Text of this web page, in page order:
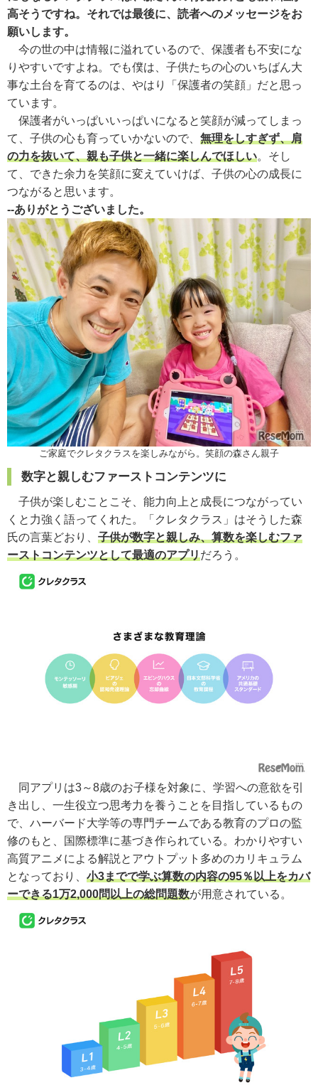
高そうですね。それでは最後に、読者へのメッセージをお
願いします。
今の世の中は情報に溢れているので、保護者も不安にな
りやすいですよね。でも僕は、子供たちの心のいちばん大
事な土台を育てるのは、やはり「保護者の笑顔」だと思っ
ています。
保護者がいっぱいいっぱいになると笑顔が減ってしまっ
て、子供の心も育っていかないので、 無理をしすぎず、肩
の力を抜いて、親も子供と一緒に楽しんでほしい。そし
て、できた余力を笑顔に変えていけば、子供の心の成長に
つながると思います。
--ありがとうございました。
ご家庭でクレタクラスを楽しみながら。笑顔の森さん親子
数字と親しむファーストコンテンツに
子供が楽しむことこそ、能力向上と成長につながってい
くと力強く語ってくれた。「クレタクラス」はそうした森
氏の言葉どおり、 子供が数字と親しみ、算数を楽しむファ
ーストコンテンツとして最適のアプリだろう。
同アプリは3～8歳のお子様を対象に、学習への意欲を引
き出し、一生役立つ思考力を養うことを目指しているもの
で、ハーバード大学等の専門チームである教育のプロの監
修のもと、国際標準に基づき作られている。わかりやすい
高質アニメによる解説とアウトプット多めのカリキュラム
となっており、 小3までで学ぶ算数の内容の95％以上をカバ
ーできる1万2,000問以上の総問題数が用意されている。